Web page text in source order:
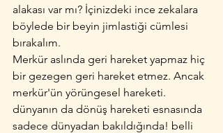
alakası var mı? İçinizdeki ince zekalara
böylede bir beyin jimlastiği cümlesi
bırakalım.
Merkür aslında geri hareket yapmaz hiç
bir gezegen geri hareket etmez. Ancak
merkür'ün yörüngesel hareketi.
dünyanın da dönüş hareketi esnasında
sadece dünyadan bakıldığında! belli